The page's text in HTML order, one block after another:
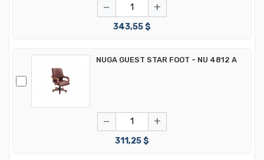
− +
343,55 $
NUGA GUEST STAR FOOT - NU 4812 A
− +
311,25 $